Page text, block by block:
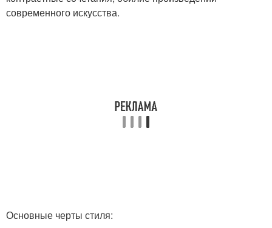
современного искусства.
Основные черты стиля: